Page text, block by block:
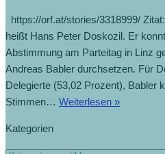
https://orf.at/stories/3318999/
heißt Hans Peter Doskozil. Er
Abstimmung am Parteitag in Linz
Andreas Babler durchsetzen. Für
Delegierte (53,02 Prozent), Babler
Stimmen… Weiterlesen »
Kategorien